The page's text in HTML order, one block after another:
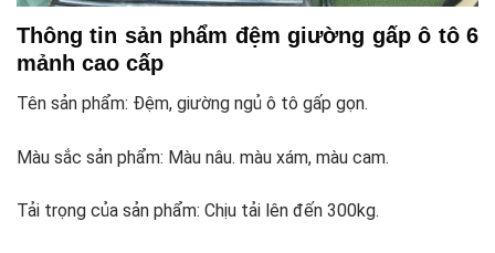
Thông tin sản phẩm đệm giường gấp ô tô 6
mảnh cao cấp
Tên sản phẩm: Đệm, giường ngủ ô tô gấp gọn.
Màu sắc sản phẩm: Màu nâu. màu xám, màu cam.
Tải trọng của sản phẩm: Chịu tải lên đến 300kg.